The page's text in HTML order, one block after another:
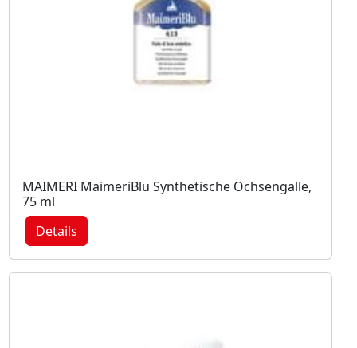
MAIMERI MaimeriBlu Synthetische Ochsengalle,
75 ml
Details